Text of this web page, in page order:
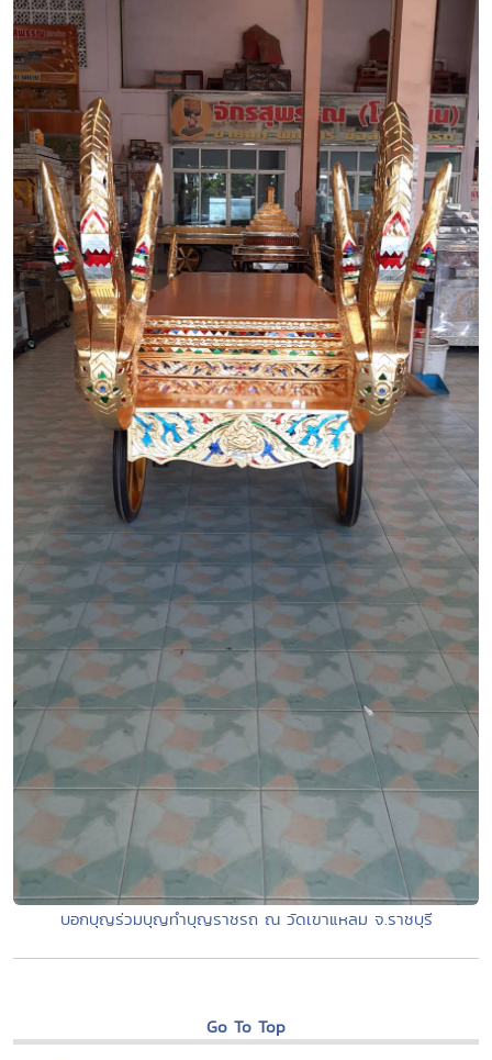
บอกบุญร่วมบุญทำบุญราชรถ ณ วัดเขาแหลม จ.ราชบุรี
Go To Top